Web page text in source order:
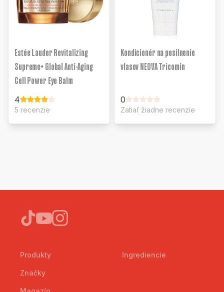
Estée Lauder Revitalizing
Supreme+ Global Anti-Aging
Cell Power Eye Balm
4
5 recenzie
Kondicionér na posilnenie
vlasov NEOVA Tricomin
0
Zatiaľ žiadne recenzie
Produkty
Značky
Ingrediencie